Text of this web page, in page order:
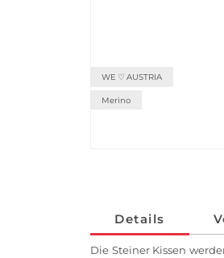
WE ♡ AUSTRIA
Merino
Details
Die Steiner Kissen